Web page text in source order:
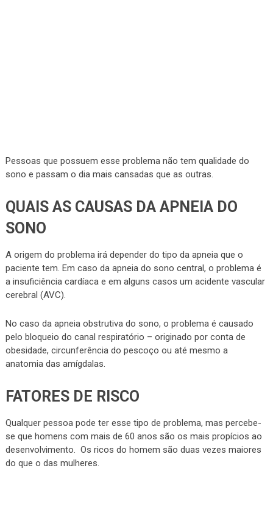
Pessoas que possuem esse problema não tem qualidade do
sono e passam o dia mais cansadas que as outras.
QUAIS AS CAUSAS DA APNEIA DO
SONO
A origem do problema irá depender do tipo da apneia que o
paciente tem. Em caso da apneia do sono central, o problema é
a insuficiência cardíaca e em alguns casos um acidente vascular
cerebral (AVC).
No caso da apneia obstrutiva do sono, o problema é causado
pelo bloqueio do canal respiratório – originado por conta de
obesidade, circunferência do pescoço ou até mesmo a
anatomia das amígdalas.
FATORES DE RISCO
Qualquer pessoa pode ter esse tipo de problema, mas percebe-
se que homens com mais de 60 anos são os mais propícios ao
desenvolvimento. Os ricos do homem são duas vezes maiores
do que o das mulheres.